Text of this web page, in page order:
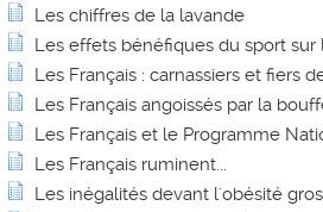
Les chiffres de la lavande
Les effets bénéfiques du sport sur
Les Français : carnassiers et fiers
Les Français angoissés par la
Les Français et le Programme
Les Français ruminent...
Les inégalités devant l'obésité